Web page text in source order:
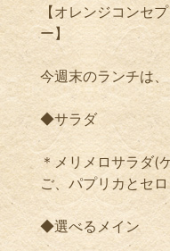
【オレンジコンセ
ー】
今週末のランチは、
◆サラダ
＊メリメロサラダ(
ご、パプリカとセ
◆選べるメイン